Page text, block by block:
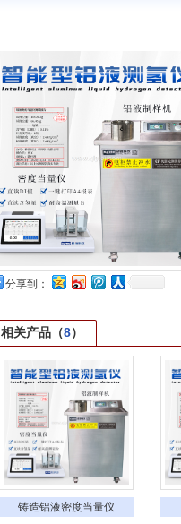
分享到：
相关产品（8）
铸造铝液密度当量仪